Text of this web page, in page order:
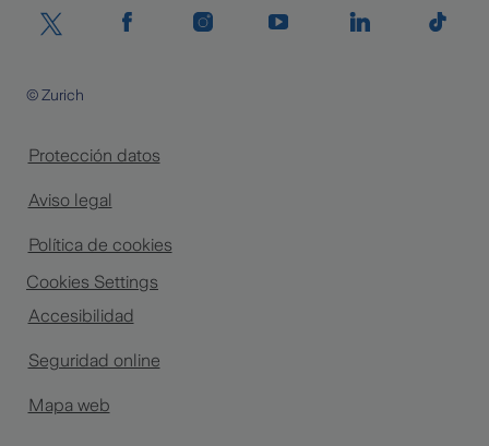
Protección datos
Aviso legal
Política de cookies
Cookies Settings
Accesibilidad
Seguridad online
Mapa web
© Zurich